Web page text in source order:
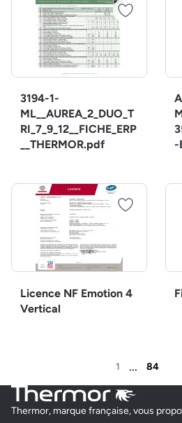
3194-1-
ML__AUREA_2_DUO_T
RI_7_9_12__FICHE_ERP
__THERMOR.pdf
-
Licence NF Emotion 4
Vertical
1 ... 84
Thermor, marque française, vous